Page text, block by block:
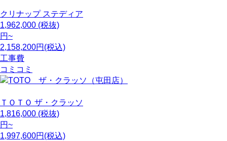
クリナップ ステディア
1,962,000 (税抜)
円~
2,158,200円(税込)
工事費
コミコミ
ＴＯＴＯ ザ・クラッソ
1,816,000 (税抜)
円~
1,997,600円(税込)